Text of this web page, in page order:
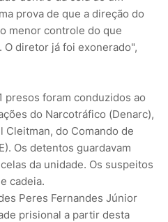
prova de que a direção do
menor controle do que
diretor já foi exonerado",
presos foram conduzidos ao
do Narcotráfico (Denarc),
do Comando de
Os detentos guardavam
da unidade. Os suspeitos
cadeia.
Peres Fernandes Júnior
prisional a partir desta